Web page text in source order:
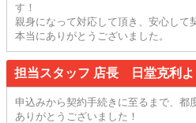
す！
親身になって対応して頂き、安心して
本当にありがとうございました。
担当スタッフ 店長 日堂克利よ
申込みから契約手続きに至るまで、都
ありがとうございました！